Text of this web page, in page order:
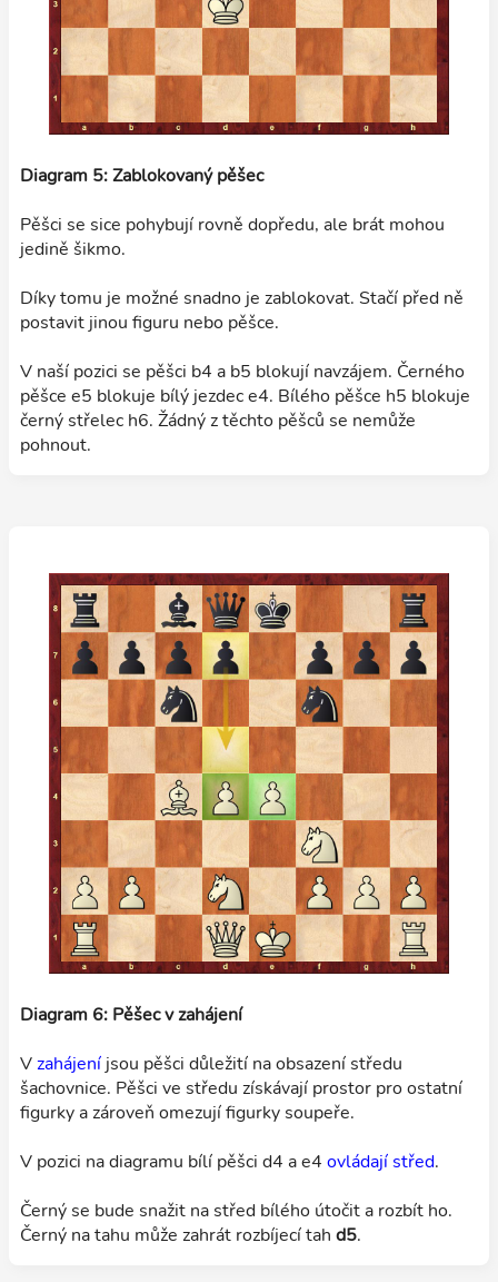
Diagram 5: Zablokovaný pěšec
Pěšci se sice pohybují rovně dopředu, ale brát mohou
jedině šikmo.
Díky tomu je možné snadno je zablokovat. Stačí před ně
postavit jinou figuru nebo pěšce.
V naší pozici se pěšci b4 a b5 blokují navzájem. Černého
pěšce e5 blokuje bílý jezdec e4. Bílého pěšce h5 blokuje
černý střelec h6. Žádný z těchto pěšců se nemůže
pohnout.
Diagram 6: Pěšec v zahájení
Vzahájení jsou pěšci důležití na obsazení středu
šachovnice. Pěšci ve středu získávají prostor pro ostatní
figurky a zároveň omezují figurky soupeře.
V pozici na diagramu bílí pěšci d4 a e4 ovládají střed.
Černý se bude snažit na střed bílého útočit a rozbít ho.
Černý na tahu může zahrát rozbíjecí tah d5.